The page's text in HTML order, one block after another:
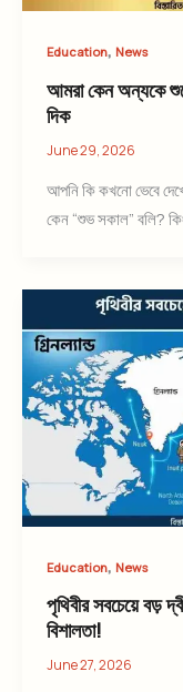
Education, News
আমরা কেন অন্যকে
দিক
June 29, 2026
আপনি কি কখনো ভেবে
কেন “শুভ সকাল” বলি?
Education, News
পৃথিবীর সবচেয়ে বড়
বিশালতা!
June 27, 2026